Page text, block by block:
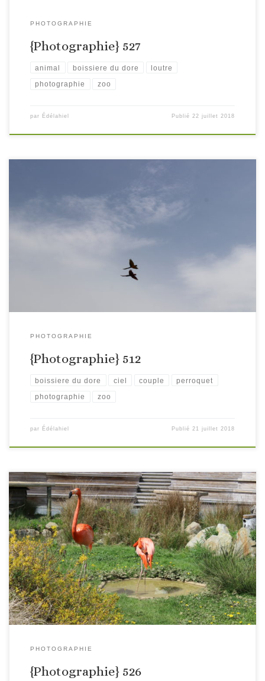
PHOTOGRAPHIE
{Photographie} 527
animal boissiere du dore loutre
photographie zoo
par Édélahiel Publié22 juillet 2018
PHOTOGRAPHIE
{Photographie} 512
boissiere du dore ciel couple perroquet
photographie zoo
par Édélahiel Publié21 juillet 2018
PHOTOGRAPHIE
{Photographie} 526